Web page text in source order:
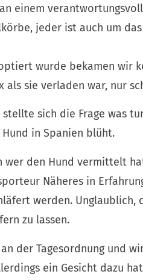
einem
jeder ist auch um
wurde bekamen wir
sie verladen war, nur
sich die Frage was
in Spanien blüht.
wer den Hund vermittelt
Näheres in
werden. Unglaublich,
zu lassen.
der Tagesordnung und
ein Gesicht dazu